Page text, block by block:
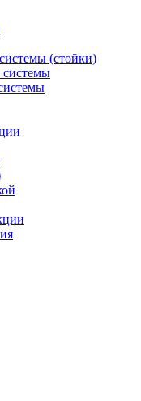
(стойки)
системы